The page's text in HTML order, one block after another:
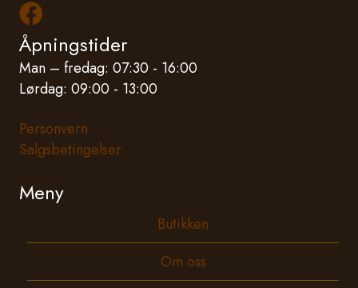
Les mer om oss på Facebook
Åpningstider
Man – fredag: 07:30 - 16:00
Lørdag: 09:00 - 13:00
Personvern
Salgsbetingelser
Meny
Butikken
Om oss